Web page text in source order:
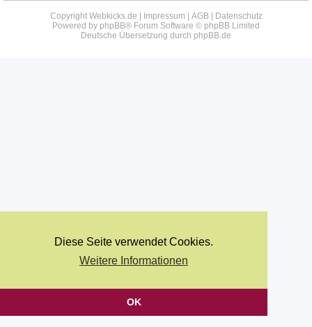
Diese Seite verwendet Cookies.
Weitere Informationen
OK
Copyright Webkicks.de | Impressum AGB|
Datenschutz
Powered by phpBB® Forum Software © phpBB Limited
Deutsche Übersetzung durch phpBB.de